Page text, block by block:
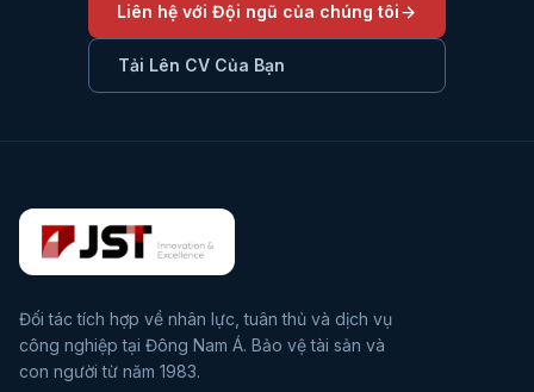
Liên hệ với Đội ngũ của chúng tôi
Tải Lên CV Của Bạn
Đối tác tích hợp về nhân lực, tuân thủ và dịch vụ
công nghiệp tại Đông Nam Á. Bảo vệ tài sản và
con người từ năm 1983.